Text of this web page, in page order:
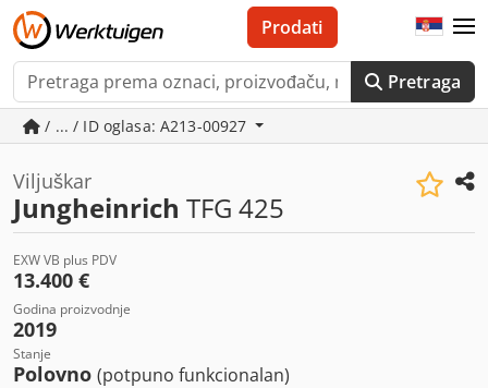
Pretraga
Prodati
/ ... / ID oglasa: A213-00927
Viljuškar
Jungheinrich TFG 425
EXW VB plus PDV
13.400 €
Godina proizvodnje
2019
Stanje
Polovno (potpuno funkcionalan)